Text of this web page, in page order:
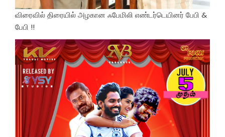
விரைவில் திரையில் அழகான ஃபேமிலி எண்டர்டெயினர் பேபி &
பேபி !!